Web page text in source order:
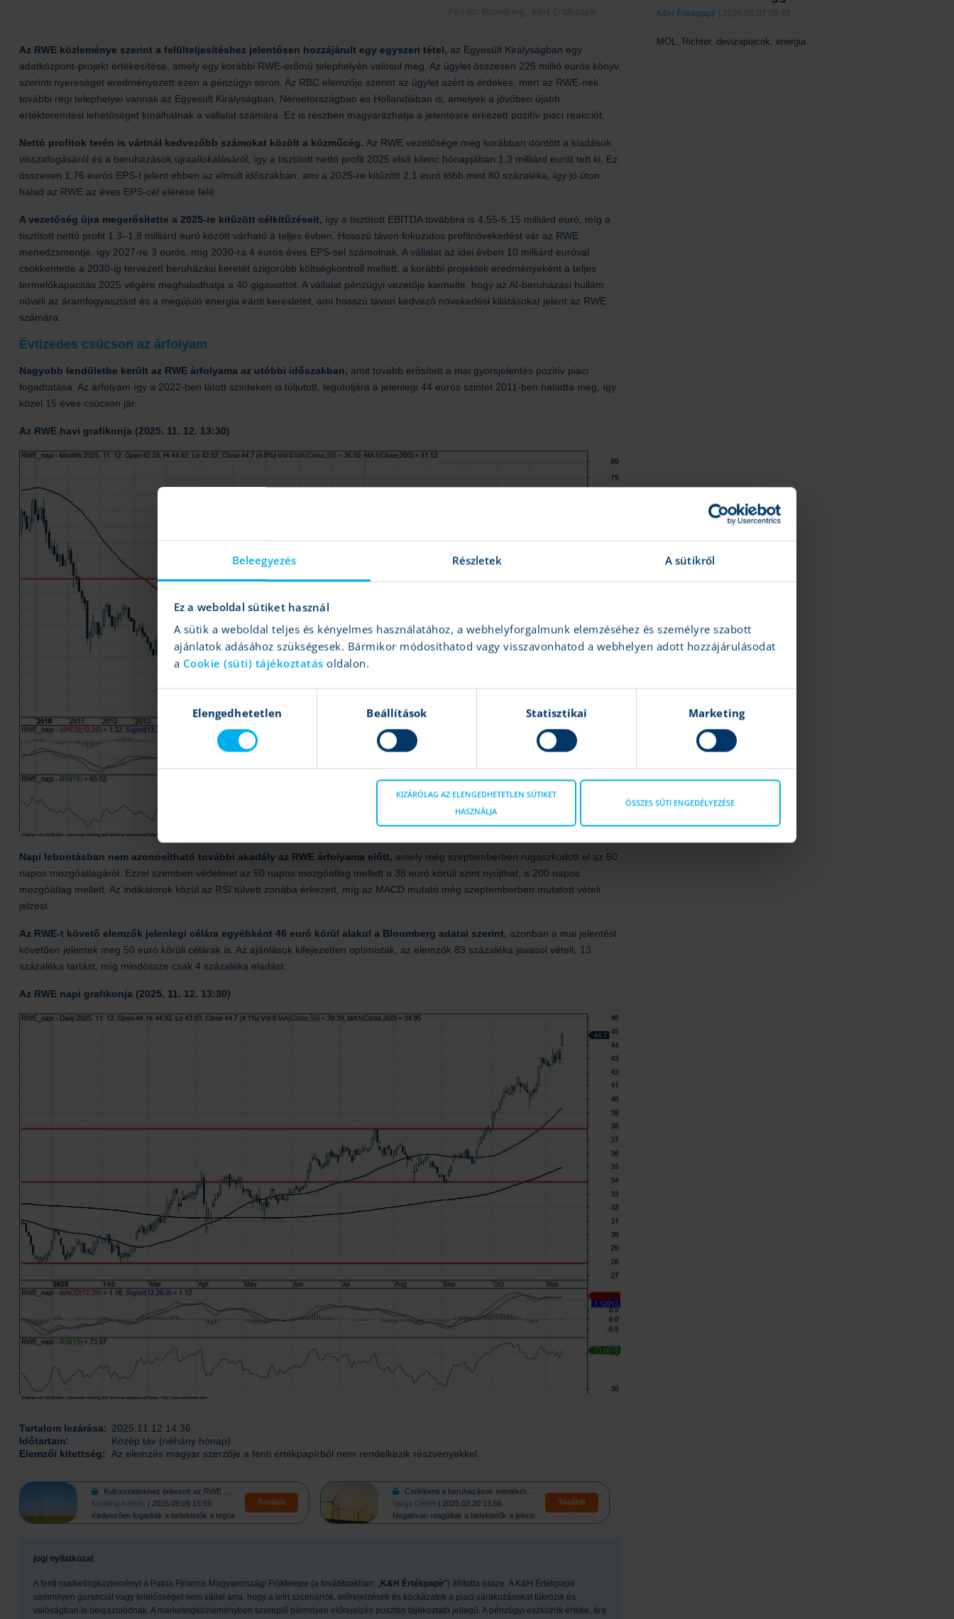
Beleegyezés Részletek A sütikről
Ez a weboldal sütiket használ
A sütik a weboldal teljes és kényelmes használatához, a webhelyforgalmunk elemzéséhez és személyre szabott
ajánlatok adásához szükségesek. Bármikor módosíthatod vagy visszavonhatod a webhelyen adott hozzájárulásodat
a Cookie (süti) tájékoztatás oldalon.
kiválasztásaElengedhetetlen Beállítások Statisztikai Marketing
KIZÁRÓLAG AZ ELENGEDHETETLEN SÜTIKET
HASZNÁLJA
ÖSSZES SÜTI ENGEDÉLYEZÉSE
Az RWE közleménye szerint a felülteljesítéshez jelentősen hozzájárult egy egyszeri tétel, az Egyesült Királyságban egy
adatközpont-projekt értékesítése, amely egy korábbi RWE-erőmű telephelyén valósul meg. Az ügylet összesen 225 millió eurós könyv
szerinti nyereséget eredményezett ezen a pénzügyi soron. Az RBC elemzője szerint az ügylet azért is érdekes, mert az RWE-nek
további régi telephelyei vannak az Egyesült Királyságban, Németországban és Hollandiában is, amelyek a jövőben újabb
értékteremtési lehetőséget kínálhatnak a vállalat számára. Ez is részben magyarázhatja a jelentésre érkezett pozitív piaci reakciót.
Nettó profitok terén is vártnál kedvezőbb számokat közölt a közműcég. Az RWE vezetősége még korábban döntött a kiadások
visszafogásáról és a beruházások újraallokálásáról, így a tisztított nettó profit 2025 első kilenc hónapjában 1,3 milliárd eurót tett ki. Ez
összesen 1,76 eurós EPS-t jelent ebben az elmúlt időszakban, ami a 2025-re kitűzött 2,1 euró több mint 80 százaléka, így jó úton
halad az RWE az éves EPS-cél elérése felé.
A vezetőség újra megerősítette a 2025-re kitűzött célkitűzéseit, így a tisztított EBITDA továbbra is 4,55-5,15 milliárd euró, míg a
tisztított nettó profit 1,3–1,8 milliárd euró között várható a teljes évben. Hosszú távon fokozatos profitnövekedést vár az RWE
menedzsmentje, így 2027-re 3 eurós, míg 2030-ra 4 eurós éves EPS-sel számolnak. A vállalat az idei évben 10 milliárd euróval
csökkentette a 2030-ig tervezett beruházási keretét szigorúbb költségkontroll mellett, a korábbi projektek eredményeként a teljes
termelőkapacitás 2025 végére meghaladhatja a 40 gigawattot. A vállalat pénzügyi vezetője kiemelte, hogy az AI-beruházási hullám
növeli az áramfogyasztást és a megújuló energia iránti keresletet, ami hosszú távon kedvező növekedési kilátásokat jelent az RWE
számára.
Évtizedes csúcson az árfolyam
Nagyobb lendületbe került az RWE árfolyama az utóbbi időszakban, amit tovább erősített a mai gyorsjelentés pozitív piaci
fogadtatása. Az árfolyam így a 2022-ben látott szinteken is túljutott, legutoljára a jelenlegi 44 eurós szintet 2011-ben haladta meg, így
közel 15 éves csúcson jár.
Az RWE havi grafikonja (2025. 11. 12. 13:30)
Napi lebontásban nem azonosítható további akadály az RWE árfolyama előtt, amely még szeptemberben rugaszkodott el az 50
napos mozgóátlagáról. Ezzel szemben védelmet az 50 napos mozgóátlag mellett a 38 euró körüli szint nyújthat, a 200 napos
mozgóátlag mellett. Az indikátorok közül az RSI túlvett zónába érkezett, míg az MACD mutató még szeptemberben mutatott vételi
jelzést.
Az RWE-t követő elemzők jelenlegi célára egyébként 46 euró körül alakul a Bloomberg adatai szerint, azonban a mai jelentést
követően jelentek meg 50 euró körüli célárak is. Az ajánlások kifejezetten optimisták, az elemzők 83 százaléka javasol vételt, 13
százaléka tartást, míg mindössze csak 4 százaléka eladást.
Az RWE napi grafikonja (2025. 11. 12. 13:30)
Tartalom lezárása: 2025.11.12 14:36
Időtartam:
Közép táv (néhány hónap)
Elemzői kitettség:
Az elemzés magyar szerzője a fenti értékpapírból nem rendelkezik részvényekkel.
Kulcsszintekhez érkezett az RWE árfolyama
Krahling András | 2025.09.09 15:59
Kedvezően fogadták a befektetők a tegnapi bejelentést
Tovább
Csökkenti a beruházások mértékét az RWE
Varga Dániel | 2025.03.20 13:56
Negatívan reagáltak a befektetők a jelentésre
Tovább
jogi nyilatkozat
A fenti marketingközleményt a Patria Finance Magyarországi Fióktelepe (a továbbiakban: „K&H Értékpapír”) állította össze. A K&H Értékpapír
semmilyen garanciát vagy felelősséget nem vállal arra, hogy a leírt szcenáriók, előrejelzések és kockázatok a piaci várakozásokat tükrözik és
valóságban is beigazolódnak. A marketingközleményben szereplő bármilyen előrejelzés pusztán tájékoztató jellegű. A pénzügyi eszközök értéke, ára
K&H Értékpapír | 2026.08.07 08:40
MOL, Richter, devizapiacok, energia